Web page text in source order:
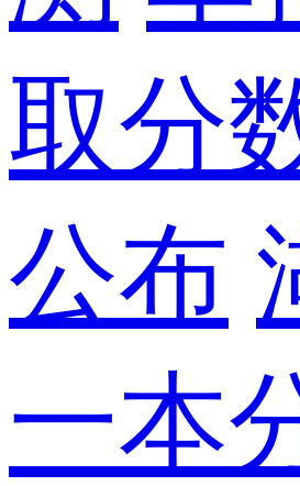
取分
公布
一本